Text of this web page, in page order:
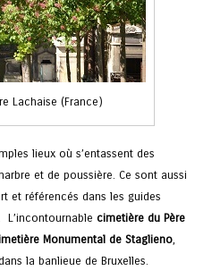
Lachaise (France)
lieux où s’entassent des
et de poussière. Ce sont aussi
et référencés dans les guides
cimetière du Père
Monumental de Staglieno,
la banlieue de Bruxelles.